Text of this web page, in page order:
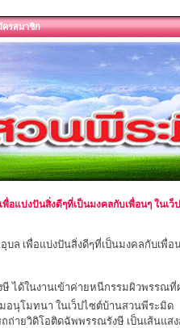
ครสมาชิก
อแบ่งปันสิ่งดีๆที่เป็นมงคลกับเพื่อนๆ ในเ
ล เพื่อแบ่งปันสิ่งดีๆที่เป็นมงคลกับเพื่อ
ได้ในงานเข้าค่ายหนีกรรมผิวพรรณที่
อนุโมทนา ในเว็ปไซต์บ้านสวนพีระมิด
ายวิดิโอติดฉัพพรรณรังษี เป็นเส้นแสง